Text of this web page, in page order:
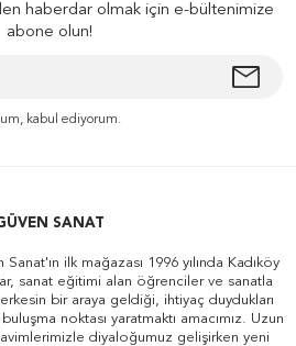
haberdar olmak için e-bültenimize
abone olun!
kabul ediyorum.
SANAT
ilk mağazası 1996 yılında Kadıköy
sanat eğitimi alan öğrenciler ve sanatla
bir araya geldiği, ihtiyaç duydukları
noktası yaratmaktı amacımız. Uzun
diyaloğumuz gelişirken yeni